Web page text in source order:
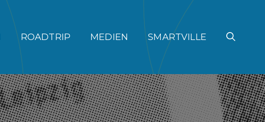
ROADTRIP MEDIEN SMARTVILLE